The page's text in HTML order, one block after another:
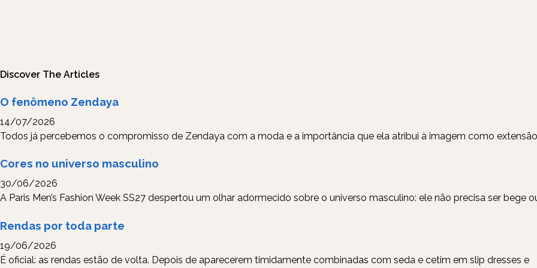
Discover The Articles
O fenômeno Zendaya
14/07/2026
Todos já percebemos o compromisso de Zendaya com a moda e a importância que ela atribui à imagem como extensão
Cores no universo masculino
30/06/2026
A Paris Men’s Fashion Week SS27 despertou um olhar adormecido sobre o universo masculino: ele não precisa ser bege
Rendas por toda parte
19/06/2026
É oficial: as rendas estão de volta. Depois de aparecerem timidamente combinadas com seda e cetim em slip dresses e